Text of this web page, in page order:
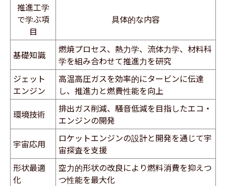
推進工学
で学ぶ項
目
具体的な内容
基礎知識
燃焼プロセス、熱力学、流体力学、材料科
学を組み合わせて推進力を研究
ジェット
エンジン
高温高圧ガスを効率的にタービンに伝達
し、推進力と燃費性能を向上
環境技術
排出ガス削減、騒音低減を目指したエコ・
エンジンの開発
宇宙応用
ロケットエンジンの設計と開発を通じて宇
宙探査を支援
形状最適
化
空力的形状の改良により燃料消費を抑えつ
つ性能を最大化